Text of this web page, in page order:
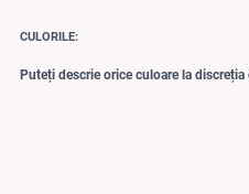
CULORILE:
Puteți descrie orice culoare la discreția